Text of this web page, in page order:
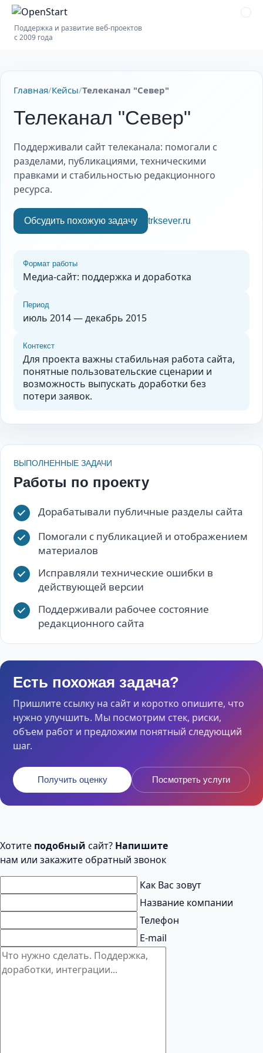
Поддержка и развитие веб-проектов
с 2009 года
Главная/Кейсы/Телеканал "Север"
Телеканал "Север"
Поддерживали сайт телеканала: помогали с
разделами, публикациями, техническими
правками и стабильностью редакционного
ресурса.
Обсудить похожую задачу trksever.ru
Формат работы
Медиа-сайт: поддержка и доработка
Период
июль 2014 — декабрь 2015
Контекст
Для проекта важны стабильная работа сайта,
понятные пользовательские сценарии и
возможность выпускать доработки без
потери заявок.
ВЫПОЛНЕННЫЕ ЗАДАЧИ
Работы по проекту
Дорабатывали публичные разделы сайта
Помогали с публикацией и отображением
материалов
Исправляли технические ошибки в
действующей версии
Поддерживали рабочее состояние
редакционного сайта
Есть похожая задача?
Пришлите ссылку на сайт и коротко опишите, что
нужно улучшить. Мы посмотрим стек, риски,
объем работ и предложим понятный следующий
шаг.
Получить оценку Посмотреть услуги
Хотите подобный сайт? Напишите
нам или закажите обратный звонок
Как Вас зовут
Название компании
Телефон
E-mail